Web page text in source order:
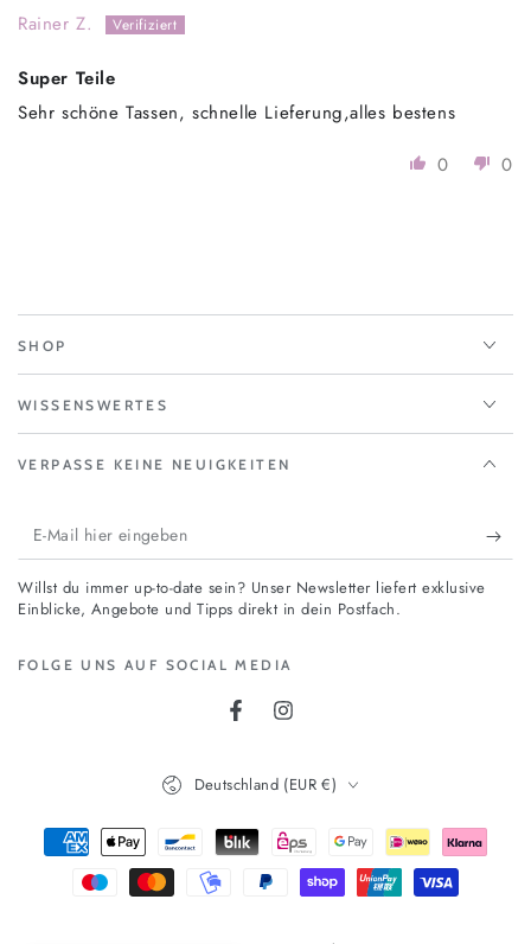
Rainer Z.
Super Teile
Sehr schöne Tassen, schnelle Lieferung,alles bestens
0
0
SHOP
WISSENSWERTES
VERPASSE KEINE NEUIGKEITEN
E-
Mail
hier
Willst du immer up-to-date sein? Unser Newsletter liefert exklusive
Einblicke, Angebote und Tipps direkt in dein Postfach.
FOLGE UNS AUF SOCIAL MEDIA
FacebookInstagram
Deutschland (EUR €)
Zahlungsmöglichkeiten